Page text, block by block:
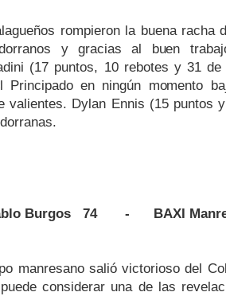
rompieron la buena racha
y gracias al buen
(17 puntos, 10 rebotes y 31
Principado en ningún momento
valientes. Dylan Ennis (15 puntos
Burgos 74 - BAXI
manresano salió victorioso del
considerar una de las